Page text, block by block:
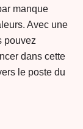
manque
Avec une
pouvez
dans cette
le poste du